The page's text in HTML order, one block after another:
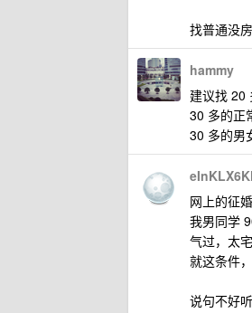
找普通没
hammy
建议找 20
30 多的正
30 多的男
网上的征
我男同学
气过，太
就这条件
说句不好